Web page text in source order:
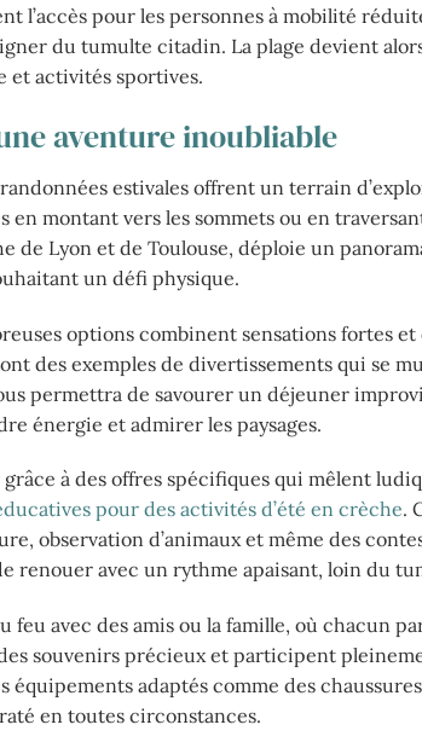
l’accès pour les personnes à mobilité
du tumulte citadin. La plage devient
et activités sportives.
aventure inoubliable
estivales offrent un terrain
montant vers les sommets ou en
de Lyon et de Toulouse, déploie un
un défi physique.
options combinent sensations fortes
des exemples de divertissements qui se
permettra de savourer un déjeuner
énergie et admirer les paysages.
à des offres spécifiques qui mêlent
pour des activités d’été en crèche.
observation d’animaux et même des
renouer avec un rythme apaisant, loin du
avec des amis ou la famille, où chacun
souvenirs précieux et participent
équipements adaptés comme des
en toutes circonstances.